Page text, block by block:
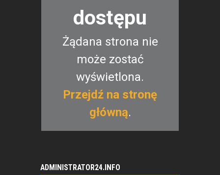
dostępu
Żądana strona nie
może zostać
wyświetlona.
Przejdź na stronę
główną.
ADMINISTRATOR24.INFO